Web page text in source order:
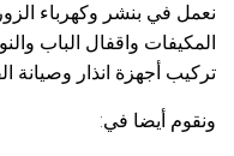
نعمل في بنشر وكهرباء
المكيفات واقفال الباب
تركيب أجهزة انذار وصيانة
ونقوم أيضا في: